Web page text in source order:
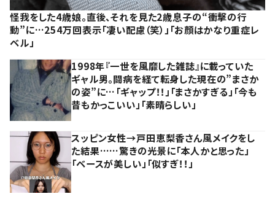
怪我をした4歳娘。直後、それを見た2歳息子の“衝撃の行
動”に…254万回表示「凄い配慮（笑）」「お顔はかなり重症レ
ベル」
1998年『一世を風靡した雑誌』に載っていた
ギャル男。闘病を経て転身した現在の”まさか
の姿”に…「ギャップ！！」「まさかすぎる」「今も
昔もかっこいい」「素晴らしい」
スッピン女性→戸田恵梨香さん風メイクをし
た結果……驚きの光景に「本人かと思った」
「ベースが美しい」「似すぎ！！」